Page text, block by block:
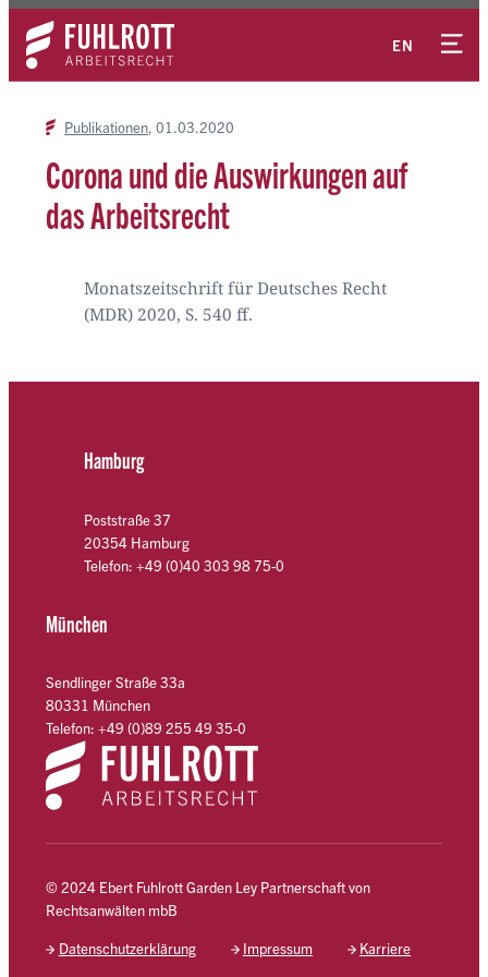
Zum
Inhalt
springen
EN
Kontakt
Publikationen 01.03.2020
Corona und die Auswirkungen auf
das Arbeitsrecht
Monatszeitschrift für Deutsches Recht
(MDR) 2020, S. 540 ff.
Hamburg
Poststraße 37
20354 Hamburg
Telefon: +49 (0)40 303 98 75-0
München
Sendlinger Straße 33a
80331 München
Telefon: +49 (0)89 255 49 35-0
© 2024 Ebert Fuhlrott Garden Ley Partnerschaft von
Rechtsanwälten mbB
Datenschutzerklärung Impressum Karriere